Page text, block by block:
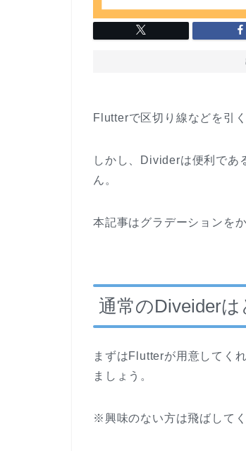
Flutterで区切り線などを引
しかし、Dividerは便利であ
ん。
本記事はグラデーションを
通常のDiveider
まずはFlutterが用意してく
ましょう。
※興味のない方は飛ばしてく